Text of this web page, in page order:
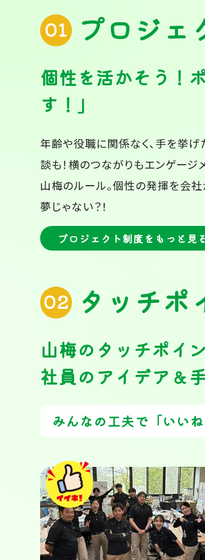
01 プロジェ
個性を活かそう！
す！」
年齢や役職に関係なく、手を挙
談も！横のつながりもエンゲージ
山梅のルール。個性の発揮を会
夢じゃない？！
プロジェクト制度をもっと見
02 タッチポ
山梅のタッチポイ
社員のアイデア＆
みんなの工夫で「いい